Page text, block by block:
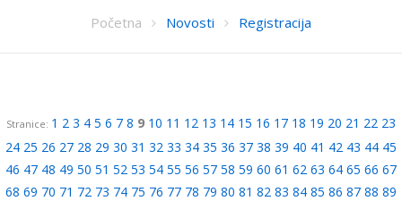
Početna Novosti Registracija
Stranice: 1 2 3 4 5 6 7 8 9 10 11 12 13 14 15 16 17 18 19 20 21 22 23
24 25 26 27 28 29 30 31 32 33 34 35 36 37 38 39 40 41 42 43 44 45
46 47 48 49 50 51 52 53 54 55 56 57 58 59 60 61 62 63 64 65 66 67
68 69 70 71 72 73 74 75 76 77 78 79 80 81 82 83 84 85 86 87 88 89